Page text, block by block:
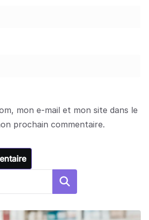
mon e-mail et mon site dans le
prochain commentaire.
Rechercher